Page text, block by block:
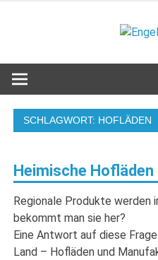
SCHLAGWORT: HOFLÄDEN
Heimische Hofläden
Regionale Produkte werden
bekommt man sie her?
Eine Antwort auf diese
Land – Hofläden und